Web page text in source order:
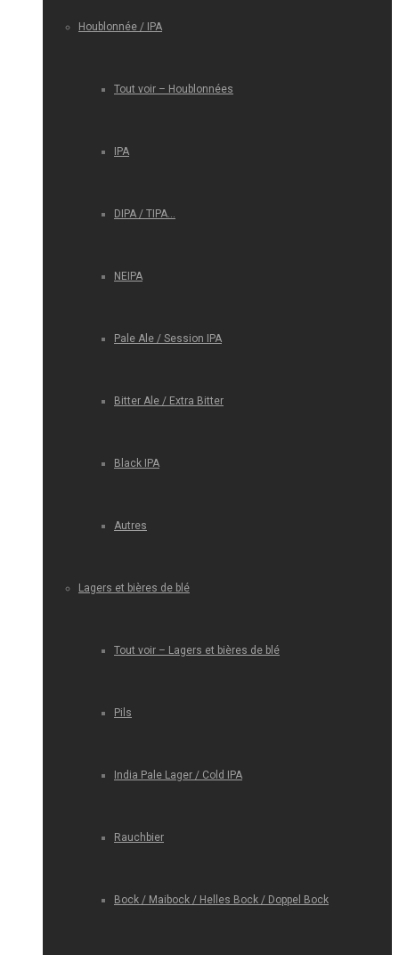
Houblonnée / IPA
Tout voir – Houblonnées
IPA
DIPA / TIPA…
NEIPA
Pale Ale / Session IPA
Bitter Ale / Extra Bitter
Black IPA
Autres
Lagers et bières de blé
Tout voir – Lagers et bières de blé
Pils
India Pale Lager / Cold IPA
Rauchbier
Bock / Maibock / Helles Bock / Doppel Bock